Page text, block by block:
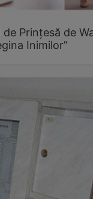
Prințesă de
Inimilor”